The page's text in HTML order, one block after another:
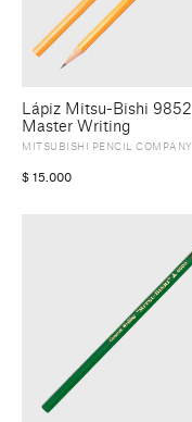
Lápiz Mitsu-Bishi 9852
Master Writing
MITSUBISHI PENCIL COMPANY
$ 15.000